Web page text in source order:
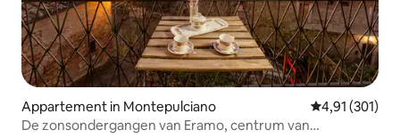
Appartement in Montepulciano Gemiddelde
4,91 (301)
De zonsondergangen van Eramo, centrum van